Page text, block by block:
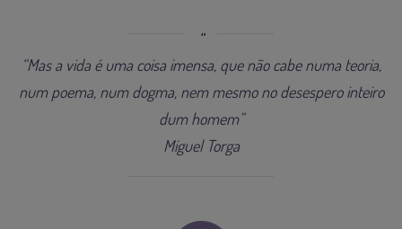
“Mas a vida é uma coisa imensa, que não cabe numa teoria,
num poema, num dogma, nem mesmo no desespero inteiro
dum homem”
Miguel Torga